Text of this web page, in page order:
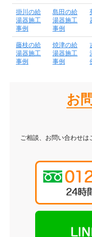
掛川の給
湯器施工
事例
島田の給
湯器施工
事例
藤枝の給
湯器施工
事例
焼津の給
湯器施工
事例
お
ご相談、お問い合わせは